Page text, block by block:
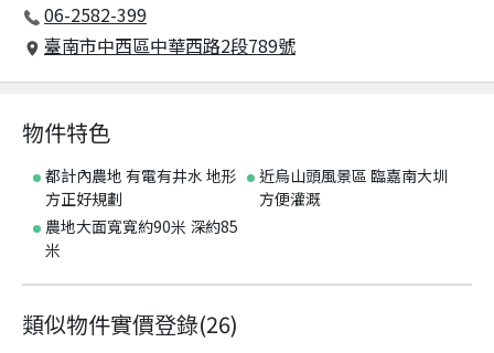
06-2582-399
臺南市中西區中華西路2段789號
物件特色
都計內農地 有電有井水 地形
方正好規劃
近烏山頭風景區 臨嘉南大圳
方便灌溉
農地大面寬寬約90米 深約85
米
類似物件實價登錄(26)